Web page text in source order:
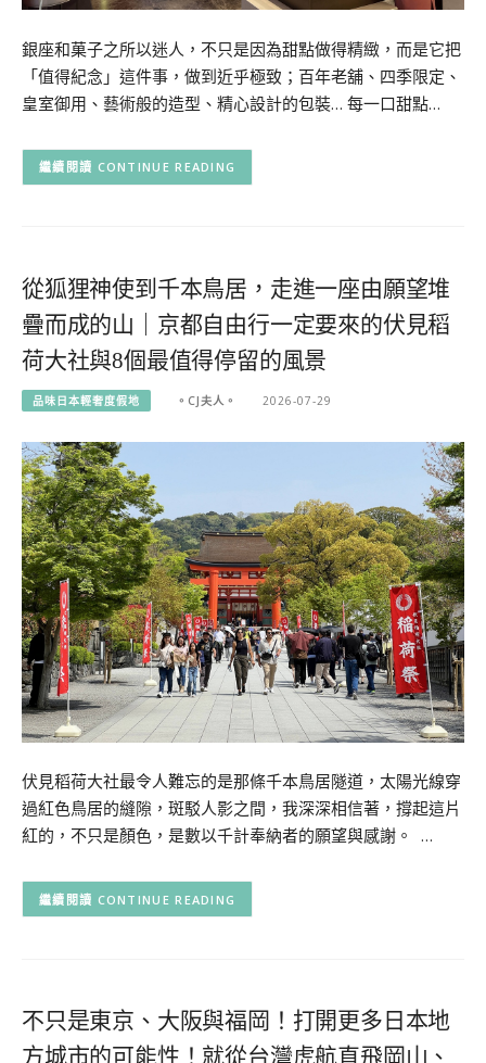
銀座和菓子之所以迷人，不只是因為甜點做得精緻，而是它把
「值得紀念」這件事，做到近乎極致；百年老舖、四季限定、
皇室御用、藝術般的造型、精心設計的包裝… 每一口甜點…
CONTINUE READING
從狐狸神使到千本鳥居，走進一座由願望堆
疊而成的山｜京都自由行一定要來的伏見稻
荷大社與8個最值得停留的風景
品味日本輕奢度假地 。CJ夫人。 2026-07-29
伏見稻荷大社最令人難忘的是那條千本鳥居隧道，太陽光線穿
過紅色鳥居的縫隙，斑駁人影之間，我深深相信著，撐起這片
紅的，不只是顏色，是數以千計奉納者的願望與感謝。 …
CONTINUE READING
不只是東京、大阪與福岡！打開更多日本地
方城市的可能性！就從台灣虎航直飛岡山、